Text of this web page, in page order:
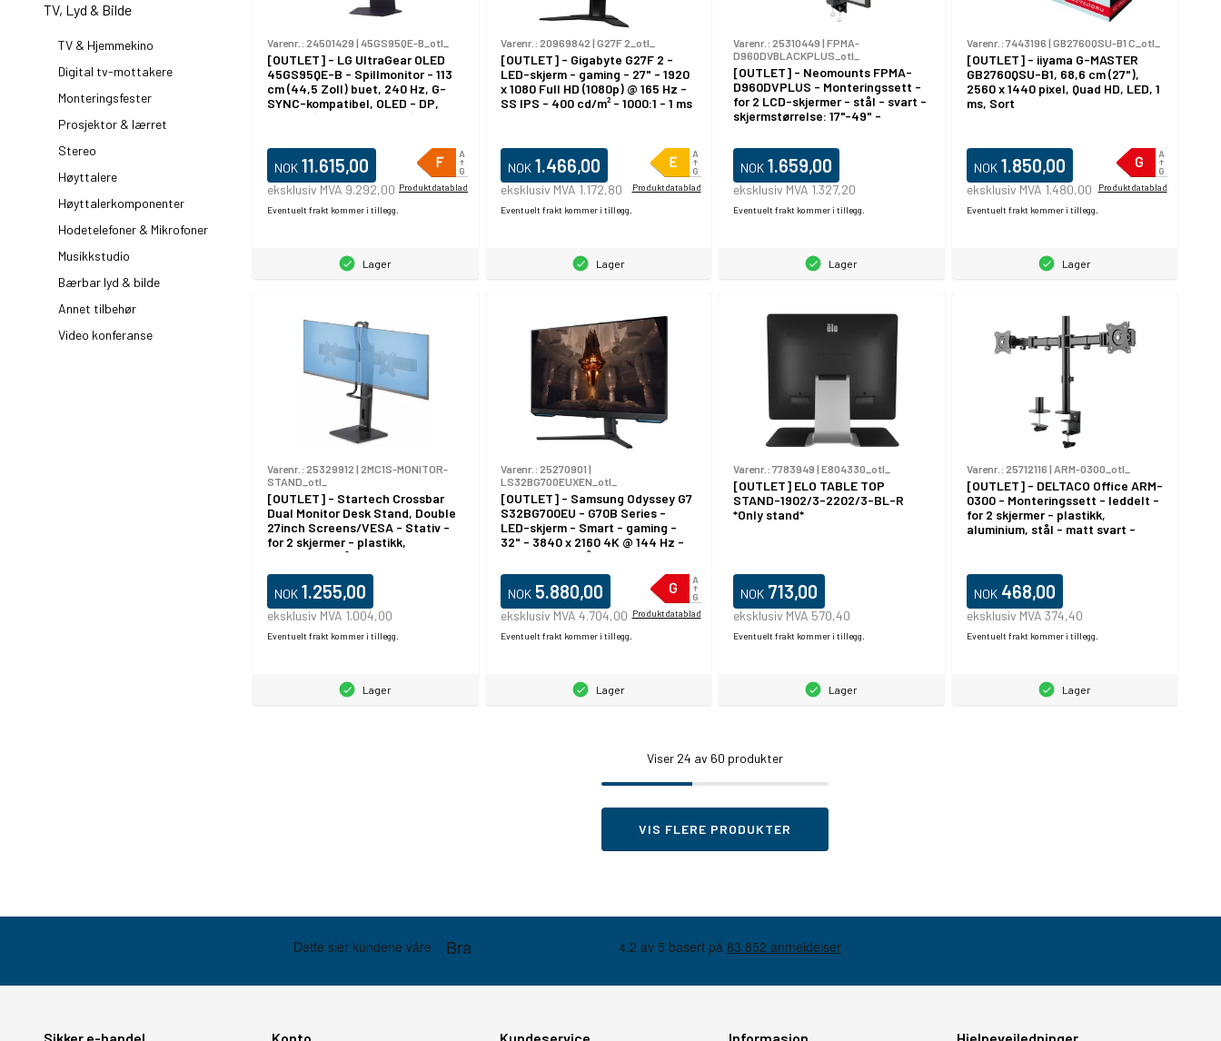
TV, Lyd & Bilde
TV & Hjemmekino
Digital tv-mottakere
Monteringsfester
Prosjektor & lærret
Stereo
Høyttalere
Høyttalerkomponenter
Hodetelefoner & Mikrofoner
Musikkstudio
Bærbar lyd & bilde
Annet tilbehør
Video konferanse
Varenr.: 24501429 | 45GS95QE-B_otl_
[OUTLET] - LG UltraGear OLED
45GS95QE-B - Spillmonitor - 113
cm (44,5 Zoll) buet, 240 Hz, G-
SYNC-kompatibel, OLED - DP,
NOK 11.615,00
eksklusiv MVA 9.292,00
Eventuelt frakt kommer i tillegg.
Produktdatablad
Lager
Varenr.: 20969842 | G27F 2_otl_
[OUTLET] - Gigabyte G27F 2 -
LED-skjerm - gaming - 27" - 1920
x 1080 Full HD (1080p) @ 165 Hz -
SS IPS - 400 cd/m² - 1000:1 - 1 ms
NOK 1.466,00
eksklusiv MVA 1.172,80
Eventuelt frakt kommer i tillegg.
Produktdatablad
Lager
Varenr.: 25310449 | FPMA-
D960DVBLACKPLUS_otl_
[OUTLET] - Neomounts FPMA-
D960DVPLUS - Monteringssett -
for 2 LCD-skjermer - stål - svart -
skjermstørrelse: 17"-49" -
skrivebordsmonterbar
NOK 1.659,00
eksklusiv MVA 1.327,20
Eventuelt frakt kommer i tillegg.
Lager
Varenr.: 7443196 | GB2760QSU-B1 C_otl_
[OUTLET] - iiyama G-MASTER
GB2760QSU-B1, 68,6 cm (27"),
2560 x 1440 pixel, Quad HD, LED, 1
ms, Sort
NOK 1.850,00
eksklusiv MVA 1.480,00
Eventuelt frakt kommer i tillegg.
Produktdatablad
Lager
Varenr.: 25329912 | 2MC1S-MONITOR-
STAND_otl_
[OUTLET] - Startech Crossbar
Dual Monitor Desk Stand, Double
27inch Screens/VESA - Stativ -
for 2 skjermer - plastikk,
aluminium, stål - svart -
skjermstørrelse: 17"-27" -
skrivebordsstativ
NOK 1.255,00
eksklusiv MVA 1.004,00
Eventuelt frakt kommer i tillegg.
Lager
Varenr.: 25270901 |
LS32BG700EUXEN_otl_
[OUTLET] - Samsung Odyssey G7
S32BG700EU - G70B Series -
LED-skjerm - Smart - gaming -
32" - 3840 x 2160 4K @ 144 Hz -
IPS - 350 cd/m² - 1000:1 -
DisplayHDR 400 - 1 ms - 2xHDMI,
DisplayPort - høyttalere - svart
NOK 5.880,00
eksklusiv MVA 4.704,00
Eventuelt frakt kommer i tillegg.
Produktdatablad
Lager
Varenr.: 7783949 | E804330_otl_
[OUTLET] ELO TABLE TOP
STAND-1902/3-2202/3-BL-R
*Only stand*
NOK 713,00
eksklusiv MVA 570,40
Eventuelt frakt kommer i tillegg.
Lager
Varenr.: 25712116 | ARM-0300_otl_
[OUTLET] - DELTACO Office ARM-
0300 - Monteringssett - leddelt -
for 2 skjermer - plastikk,
aluminium, stål - matt svart -
NOK 468,00
eksklusiv MVA 374,40
Eventuelt frakt kommer i tillegg.
Lager
Viser 24 av 60 produkter
VIS FLERE PRODUKTER